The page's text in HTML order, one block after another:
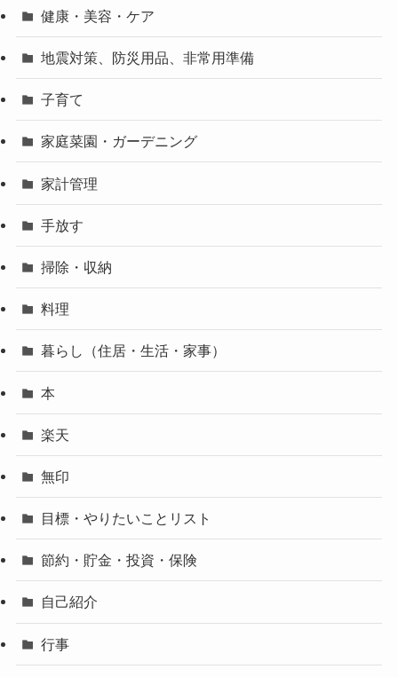
健康・美容・ケア
地震対策、防災用品、非常用準備
子育て
家庭菜園・ガーデニング
家計管理
手放す
掃除・収納
料理
暮らし（住居・生活・家事）
本
楽天
無印
目標・やりたいことリスト
節約・貯金・投資・保険
自己紹介
行事